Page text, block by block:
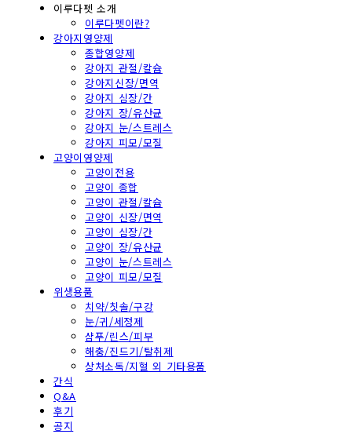
이루다펫 소개
이루다펫이란?
강아지영양제
종합영양제
강아지 관절/칼슘
강아지신장/면역
강아지 심장/간
강아지 장/유산균
강아지 눈/스트레스
강아지 피모/모질
고양이영양제
고양이전용
고양이 종합
고양이 관절/칼슘
고양이 신장/면역
고양이 심장/간
고양이 장/유산균
고양이 눈/스트레스
고양이 피모/모질
위생용품
치약/칫솔/구강
눈/귀/세정제
샴푸/린스/피부
해충/진드기/탈취제
상처소독/지혈 외 기타용품
간식
Q&A
후기
공지